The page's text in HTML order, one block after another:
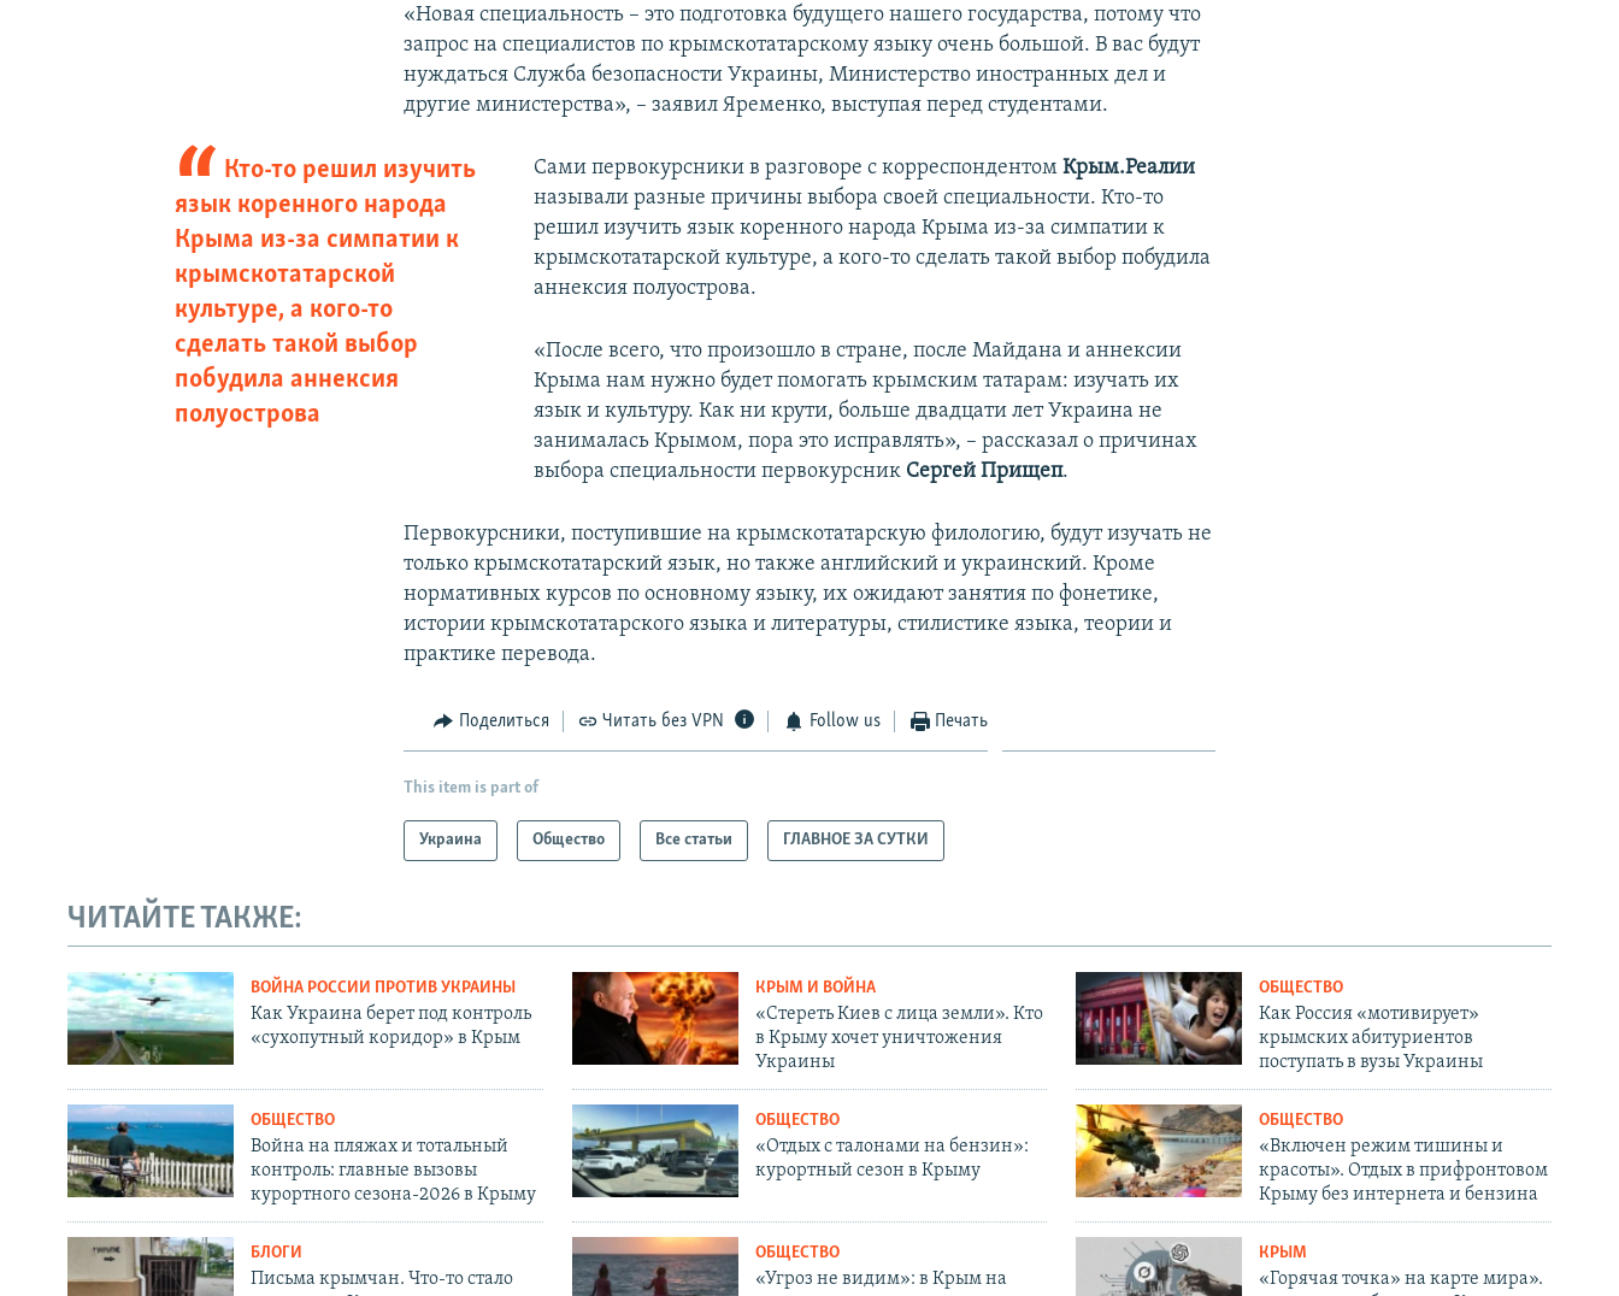
«Новая специальность – это подготовка будущего нашего государства, потому что
запрос на специалистов по крымскотатарскому языку очень большой. В вас будут
нуждаться Служба безопасности Украины, Министерство иностранных дел и
другие министерства», – заявил Яременко, выступая перед студентами.
Кто-то решил изучить
язык коренного народа
Крыма из-за симпатии к
крымскотатарской
культуре, а кого-то
сделать такой выбор
побудила аннексия
полуострова
Сами первокурсники в разговоре с корреспондентом Крым.Реалии
называли разные причины выбора своей специальности. Кто-то
решил изучить язык коренного народа Крыма из-за симпатии к
крымскотатарской культуре, а кого-то сделать такой выбор побудила
аннексия полуострова.
«После всего, что произошло в стране, после Майдана и аннексии
Крыма нам нужно будет помогать крымским татарам: изучать их
язык и культуру. Как ни крути, больше двадцати лет Украина не
занималась Крымом, пора это исправлять», – рассказал о причинах
выбора специальности первокурсник Сергей Прищеп.
Первокурсники, поступившие на крымскотатарскую филологию, будут изучать не
только крымскотатарский язык, но также английский и украинский. Кроме
нормативных курсов по основному языку, их ожидают занятия по фонетике,
истории крымскотатарского языка и литературы, стилистике языка, теории и
практике перевода.
Поделиться Читать без VPN Follow us Печать
This item is part of
Украина Общество Все статьи ГЛАВНОЕ ЗА СУТКИ
ЧИТАЙТЕ ТАКЖЕ:
ВОЙНА РОССИИ ПРОТИВ УКРАИНЫ
Как Украина берет под контроль
«сухопутный коридор» в Крым
КРЫМ И ВОЙНА
«Стереть Киев с лица земли». Кто
в Крыму хочет уничтожения
Украины
ОБЩЕСТВО
Как Россия «мотивирует»
крымских абитуриентов
поступать в вузы Украины
ОБЩЕСТВО
Война на пляжах и тотальный
контроль: главные вызовы
курортного сезона-2026 в Крыму
ОБЩЕСТВО
«Отдых с талонами на бензин»:
курортный сезон в Крыму
ОБЩЕСТВО
«Включен режим тишины и
красоты». Отдых в прифронтовом
Крыму без интернета и бензина
БЛОГИ
Письма крымчан. Что-то стало
ОБЩЕСТВО
«Угроз не видим»: в Крым на
КРЫМ
«Горячая точка» на карте мира».